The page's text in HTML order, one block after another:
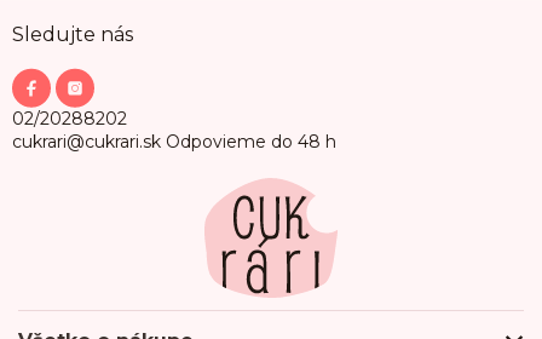
Sledujte nás
02/20288202
cukrari@cukrari.sk Odpovieme do 48 h